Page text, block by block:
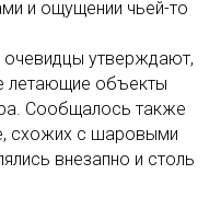
и ощущении чьей-то
утверждают,
летающие объекты
Сообщалось также
схожих с шаровыми
внезапно и столь